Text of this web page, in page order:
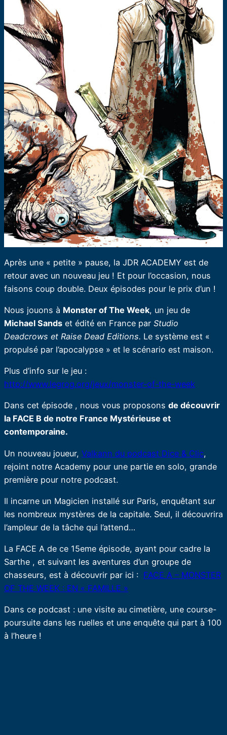
Après une « petite » pause, la JDR ACADEMY est de
retour avec un nouveau jeu ! Et pour l’occasion, nous
faisons coup double. Deux épisodes pour le prix d’un !
Nous jouons à Monster of The Week, un jeu de
Michael Sands et édité en France par Studio
Deadcrows et Raise Dead Editions. Le système est «
propulsé par l’apocalypse » et le scénario est maison.
Plus d’info sur le jeu :
http://www.legrog.org/jeux/monster-of-the-week
Dans cet épisode , nous vous proposons de découvrir
la FACE B de notre France Mystérieuse et
contemporaine.
Un nouveau joueur, Valkann du podcast Dice & Clic,
rejoint notre Academy pour une partie en solo, grande
première pour notre podcast.
Il incarne un Magicien installé sur Paris, enquêtant sur
les nombreux mystères de la capitale. Seul, il découvrira
l’ampleur de la tâche qui l’attend…
La FACE A de ce 15eme épisode, ayant pour cadre la
Sarthe , et suivant les aventures d’un groupe de
chasseurs, est à découvrir par ici : FACE A – MONSTER
OF THE WEEK : EN « FAMILLE »
Dans ce podcast : une visite au cimetière, une course-
poursuite dans les ruelles et une enquête qui part à 100
à l’heure !